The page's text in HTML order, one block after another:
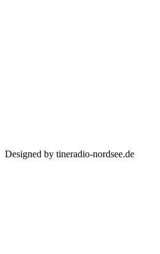
Designed by tineradio-nordsee.de